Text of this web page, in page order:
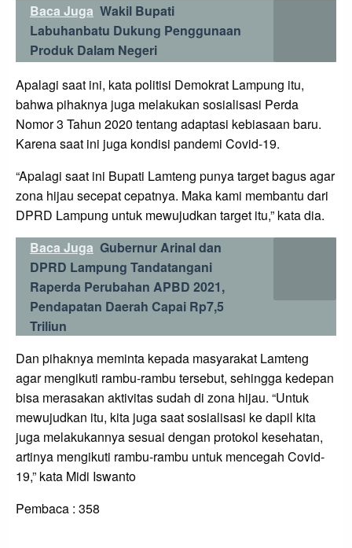
Baca Juga Wakil Bupati
Labuhanbatu Dukung Penggunaan
Produk Dalam Negeri
Apalagi saat ini, kata politisi Demokrat Lampung itu,
bahwa pihaknya juga melakukan sosialisasi Perda
Nomor 3 Tahun 2020 tentang adaptasi kebiasaan baru.
Karena saat ini juga kondisi pandemi Covid-19.
“Apalagi saat ini Bupati Lamteng punya target bagus agar
zona hijau secepat cepatnya. Maka kami membantu dari
DPRD Lampung untuk mewujudkan target itu,” kata dia.
Baca Juga Gubernur Arinal dan
DPRD Lampung Tandatangani
Raperda Perubahan APBD 2021,
Pendapatan Daerah Capai Rp7,5
Triliun
Dan pihaknya meminta kepada masyarakat Lamteng
agar mengikuti rambu-rambu tersebut, sehingga kedepan
bisa merasakan aktivitas sudah di zona hijau. “Untuk
mewujudkan itu, kita juga saat sosialisasi ke dapil kita
juga melakukannya sesuai dengan protokol kesehatan,
artinya mengikuti rambu-rambu untuk mencegah Covid-
19,” kata Midi Iswanto
Pembaca : 358